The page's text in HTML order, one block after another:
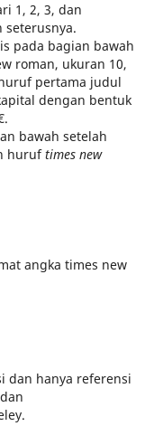
1, 2, 3, dan
seterusnya.
pada bagian bawah
roman, ukuran 10,
pertama judul
dengan bentuk
bawah setelah
huruftimes new
angka times new
dan hanya referensi